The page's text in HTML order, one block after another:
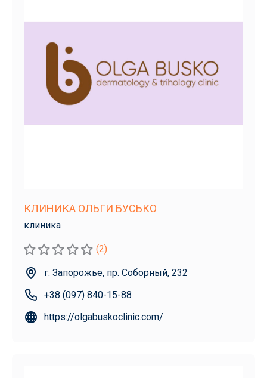
КЛИНИКА ОЛЬГИ БУСЬКО
клиника
(2)
г. Запорожье, пр. Соборный, 232
+38 (097) 840-15-88
https://olgabuskoclinic.com/